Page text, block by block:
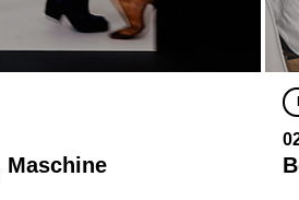
Maschine